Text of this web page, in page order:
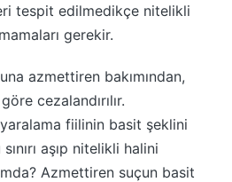
tespit edilmedikçe nitelikli
gerekir.
azmettiren bakımından,
cezalandırılır.
fiilinin basit şeklini
aşıp nitelikli halini
Azmettiren suçun basit